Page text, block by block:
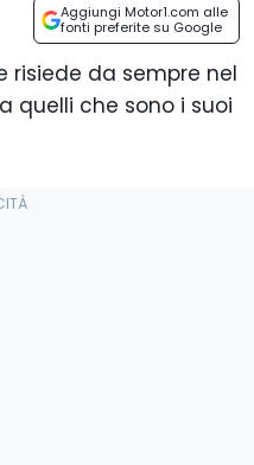
Aggiungi Motor1.com alle
fonti preferite su Google
risiede da sempre nel
quelli che sono i suoi